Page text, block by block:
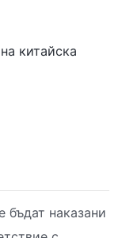
китайска
бъдат наказани